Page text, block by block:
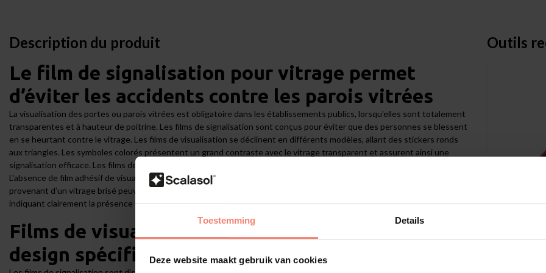
Toestemming Details
Deze website maakt gebruik van cookies
Description du produit
Le film de signalisation pour vitrage permet
d’éviter les accidents contre les parois vitrées
La visualisation des portes ou parois vitrées est obligatoire dans les établissements publics, lorsqu'elles sont totalement
transparentes et à hauteur de poitrine. Les films de signalisation sont conçus pour éviter que des personnes se blessent
en se heurtant contre le vitrage. Les films de visualisation se déclinent en différents modèles, allant des stickers ronds
aux triangles. Les symboles colorés présentent un grand contraste avec le vitrage transparent et assurent ainsi une
signalisation efficace. Les films de visualisation se distinguent très bien du verre pour les malvoyants également.
L'absence de film adhésif de visualisation dans un lieu public peut entraîner de sérieuses blessures. Des éclats de verre
provenant d’un vitrage brisé peuvent provoquer de profondes coupures. Cette situation peut facilement s’éviter en
indiquant clairement la présence d’une paroi vitrée à l’aide d’un film de visualisation.
Films de visualisation en divers motifs et avec
design spécifique
Outils